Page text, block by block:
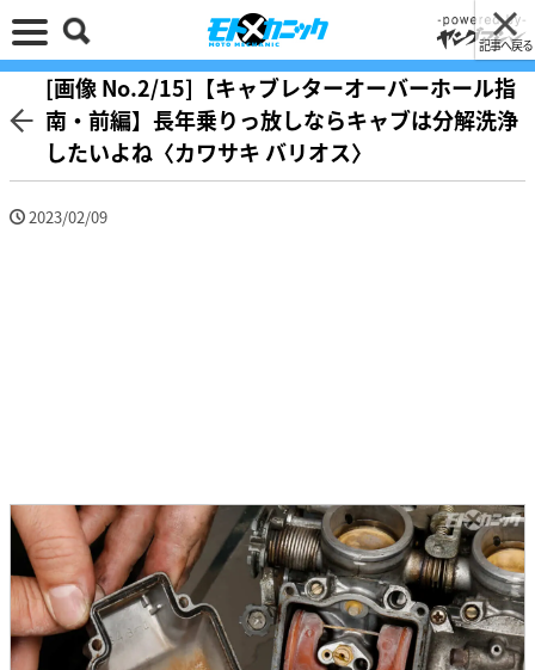
記事へ戻る
[画像 No.2/15]【キャブレターオーバーホール指
南・前編】長年乗りっ放しならキャブは分解洗浄
したいよね〈カワサキ バリオス〉
2023/02/09